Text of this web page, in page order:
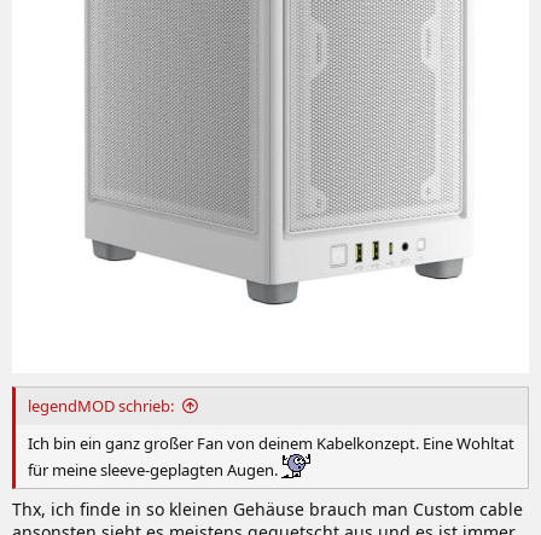
legendMOD schrieb:
Ich bin ein ganz großer Fan von deinem Kabelkonzept. Eine Wohltat
für meine sleeve-geplagten Augen.
Thx, ich finde in so kleinen Gehäuse brauch man Custom cable